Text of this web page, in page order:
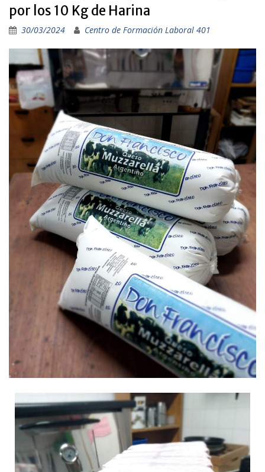
por los 10 Kg de Harina
30/03/2024 Centro de Formación Laboral 401